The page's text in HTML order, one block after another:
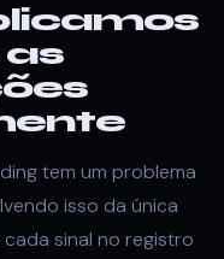
tem um problema
isso da única
sinal no registro